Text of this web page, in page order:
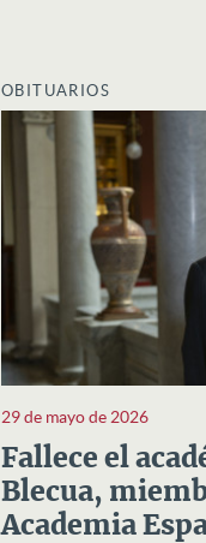
OBITUARIOS
29 de mayo de 2026
Fallece el
Blecua,
Academia